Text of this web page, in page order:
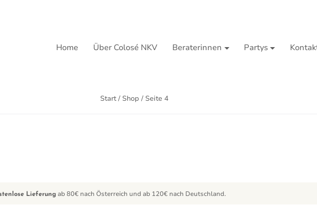
Home Über Colosé NKV Beraterinnen Partys
Start/ Shop / Seite 4
Lieferung ab 80€ nach Österreich und ab 120€ nach Deutschland.